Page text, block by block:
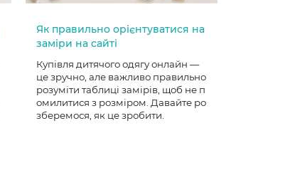
Як правильно орієнтуватися на
заміри на сайті
Купівля дитячого одягу онлайн —
це зручно, але важливо правильно
розуміти таблиці замірів, щоб не п
омилитися з розміром. Давайте ро
зберемося, як це зробити.